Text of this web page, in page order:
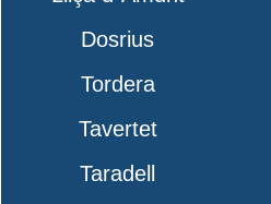
Dosrius
Tordera
Tavertet
Taradell